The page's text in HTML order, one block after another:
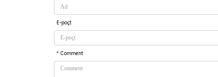
E-poçt
* Comment